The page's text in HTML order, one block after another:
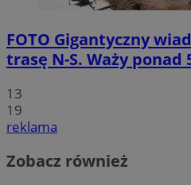
FOTO Gigantyczny
trasę N-S. Waży ponad
13
19
reklama
Zobacz również